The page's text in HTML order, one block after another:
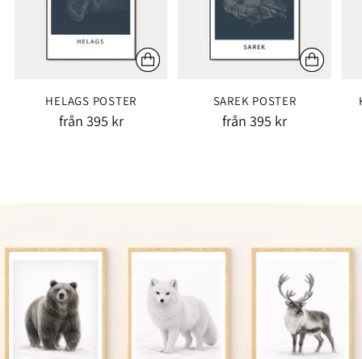
HELAGS POSTER
från 395 kr
SAREK POSTER
från 395 kr